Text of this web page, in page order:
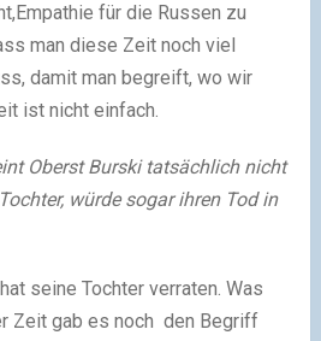
für die Russen zu
man diese Zeit noch viel
damit man begreift, wo wir
ist nicht einfach.
Oberst Burski tatsächlich nicht
würde sogar ihren Tod in
seine Tochter verraten. Was
Zeit gab es noch den Begriff